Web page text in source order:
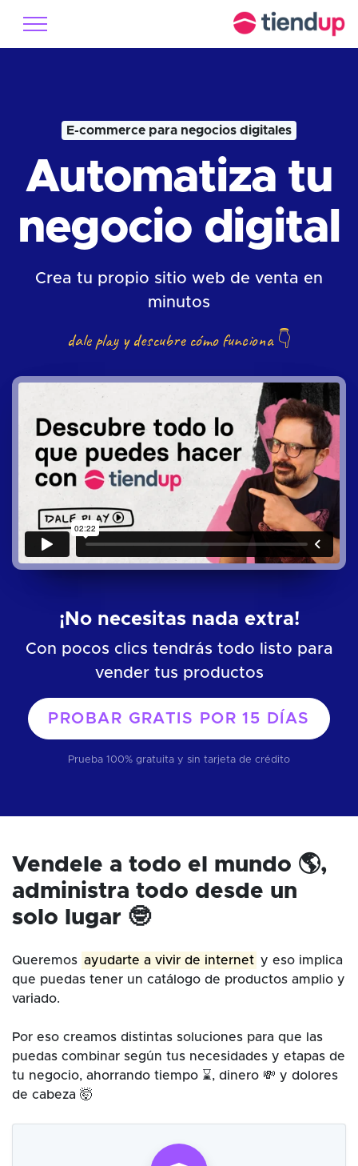
E-commerce para negocios digitales
Automatiza tu
negocio digital
Crea tu propio sitio web de venta en
minutos
dale play y descubre cómo funciona 👇
¡No necesitas nada extra!
Con pocos clics tendrás todo listo para
vender tus productos
PROBAR GRATIS POR15 DÍAS
Prueba 100% gratuita y sin tarjeta de crédito
Vendele a todo el mundo 🌎,
administra todo desde un
solo lugar 🤓
Queremos ayudarte a vivir de internet y eso implica
que puedas tener un catálogo de productos amplio y
variado.
Por eso creamos distintas soluciones para que las
puedas combinar según tus necesidades y etapas de
tu negocio, ahorrando tiempo ⌛, dinero 💸 y dolores
de cabeza 🤯